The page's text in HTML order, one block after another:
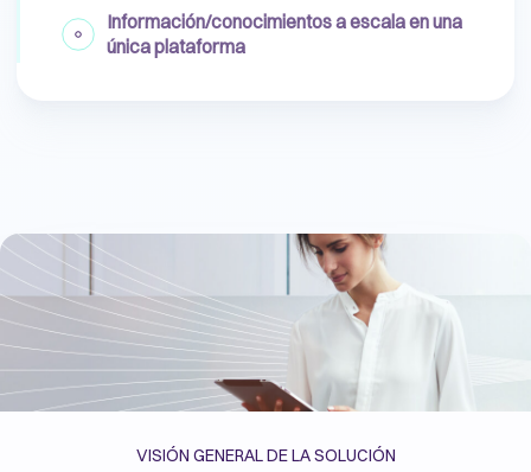
Información/conocimientos a escala en una
única plataforma
VISIÓN GENERAL DE LA SOLUCIÓN